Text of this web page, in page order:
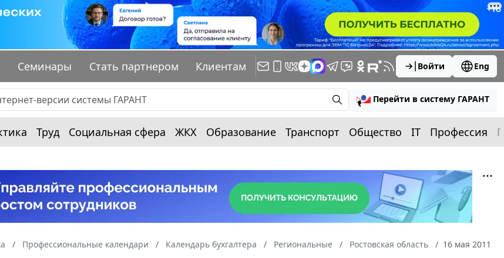
Семинары Стать партнером Клиентам Войти Eng
Перейти в систему ГАРАНТ
Труд Социальная сфера ЖКХ Образование Транспорт Общество IT Профессия
Профессиональные календари Календарь бухгалтера Региональные Ростовская область 16 мая 2011